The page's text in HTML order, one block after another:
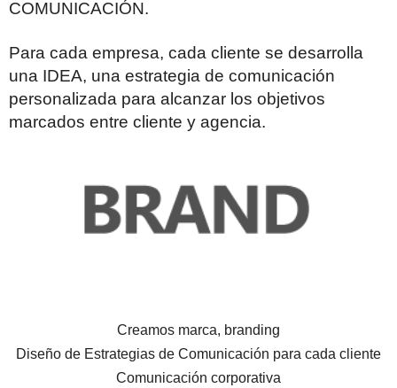
COMUNICACIÓN.
Para cada empresa, cada cliente se desarrolla
una IDEA, una estrategia de comunicación
personalizada para alcanzar los objetivos
marcados entre cliente y agencia.
Creamos marca, branding
Diseño de Estrategias de Comunicación para cada cliente
Comunicación corporativa